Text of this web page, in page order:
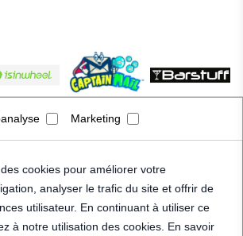
Marketing
cookies pour améliorer votre
analyser le trafic du site et offrir de
utilisateur. En continuant à utiliser ce
à notre utilisation des cookies. En savoir